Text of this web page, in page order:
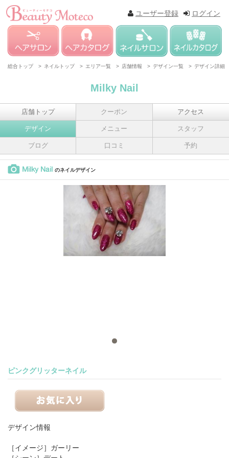
ログイン
ユーザー登録
総合トップ > ネイルトップ > エリア一覧 > 店舗情報 > デザイン一覧 > デザイン詳細
Milky Nail
店舗トップ クーポン アクセス
デザイン メニュー スタッフ
ブログ 口コミ 予約
Milky Nail のネイルデザイン
ピンクグリッターネイル
デザイン情報
［イメージ］ ガーリー